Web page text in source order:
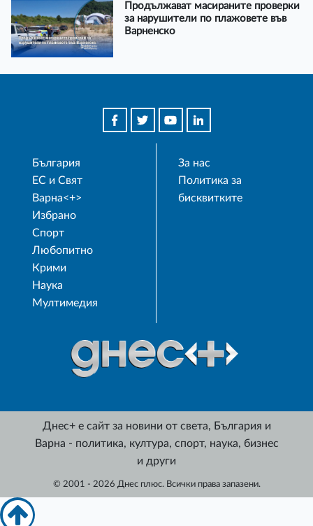
Продължават масираните проверки
за нарушители по плажовете във
Варненско
България
ЕС и Свят
Варна<+>
Избрано
Спорт
Любопитно
Крими
Наука
Мултимедия
За нас
Политика за
бисквитките
Днес+ е сайт за новини от света, България и
Варна - политика, култура, спорт, наука, бизнес
и други
© 2001 - 2026 Днес плюс. Всички права запазени.